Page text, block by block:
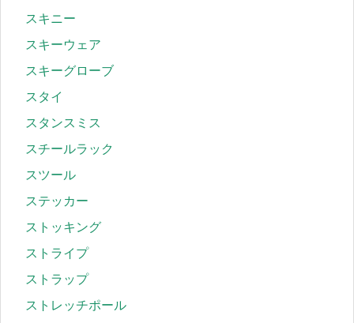
スキニー
スキーウェア
スキーグローブ
スタイ
スタンスミス
スチールラック
スツール
ステッカー
ストッキング
ストライプ
ストラップ
ストレッチポール